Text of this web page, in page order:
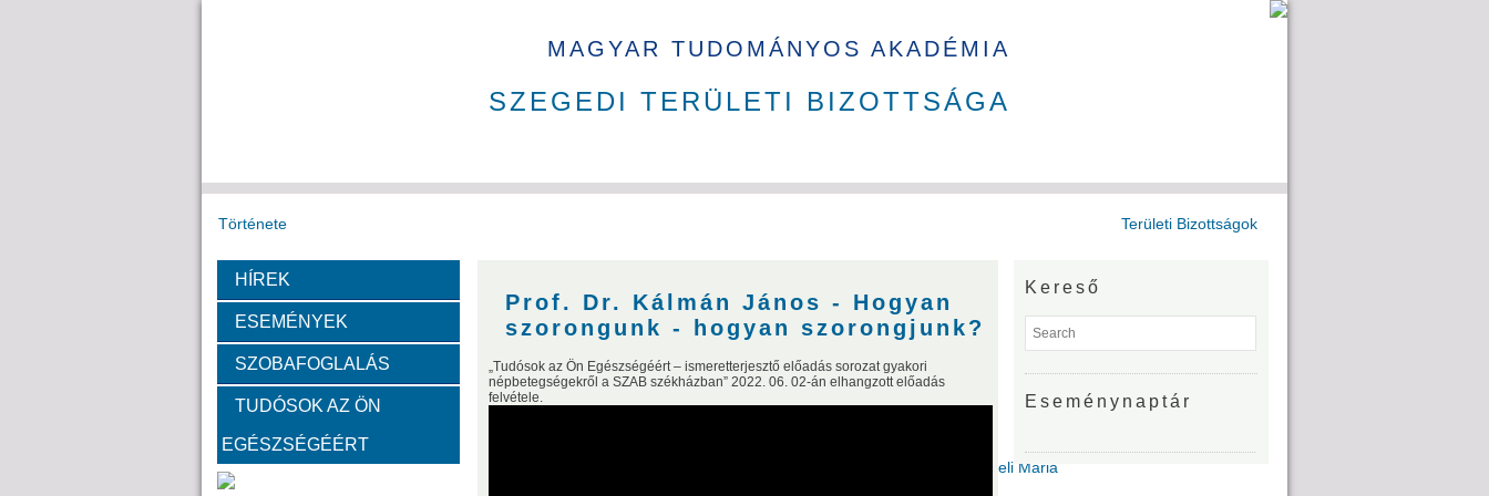
MAGYAR TUDOMÁNYOS AKADÉMIA
SZEGEDI TERÜLETI BIZOTTSÁGA
Története
Székház
Fotók a székházról
Bemutatkoznak a SZAB akadémikusai
Kemény Lajos Hohmann Judit Deli Mária
Területi Bizottságok
HÍREK
ESEMÉNYEK
SZOBAFOGLALÁS
TUDÓSOK AZ ÖN
EGÉSZSÉGÉÉRT
Prof. Dr. Kálmán János - Hogyan
szorongunk - hogyan szorongjunk?
„Tudósok az Ön Egészségéért – ismeretterjesztő előadás sorozat gyakori
népbetegségekről a SZAB székházban” 2022. 06. 02-án elhangzott előadás
felvétele.
Kereső
Eseménynaptár